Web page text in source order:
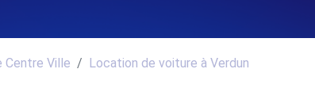
Centre Ville Location de voiture à Verdun